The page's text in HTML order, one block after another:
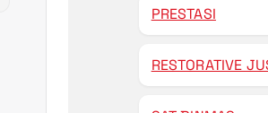
PRESTASI
RESTORATIVE